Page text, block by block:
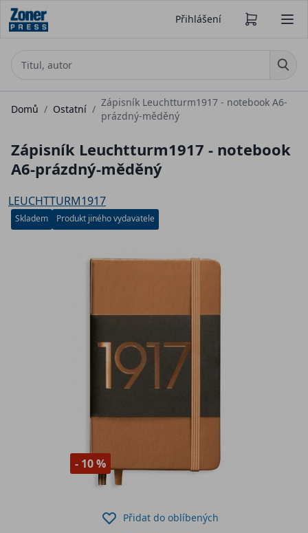
Přihlášení
Domů / Ostatní /
Zápisník Leuchtturm1917 - notebook A6-
prázdný-měděný
Zápisník Leuchtturm1917 - notebook
A6-prázdný-měděný
LEUCHTTURM1917
Skladem Produkt jiného vydavatele
- 10 %
Přidat do oblíbených